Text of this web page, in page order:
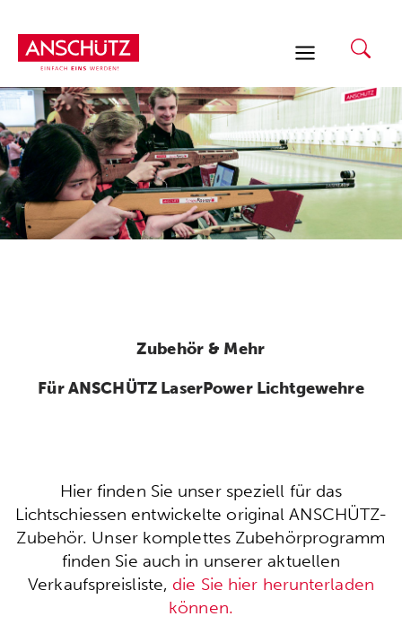
Inhalt
springen
Zubehör & Mehr
Für ANSCHÜTZ LaserPower Lichtgewehre
Hier finden Sie unser speziell für das
Lichtschiessen entwickelte original ANSCHÜTZ-
Zubehör. Unser komplettes Zubehörprogramm
finden Sie auch in unserer aktuellen
Verkaufspreisliste, die Sie hier herunterladen
können.